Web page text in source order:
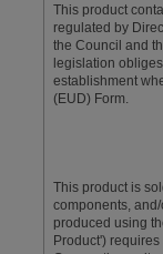
This product
regulated by
the Council and
legislation
establishment
(EUD) Form.
This product is
components,
produced using
Product')